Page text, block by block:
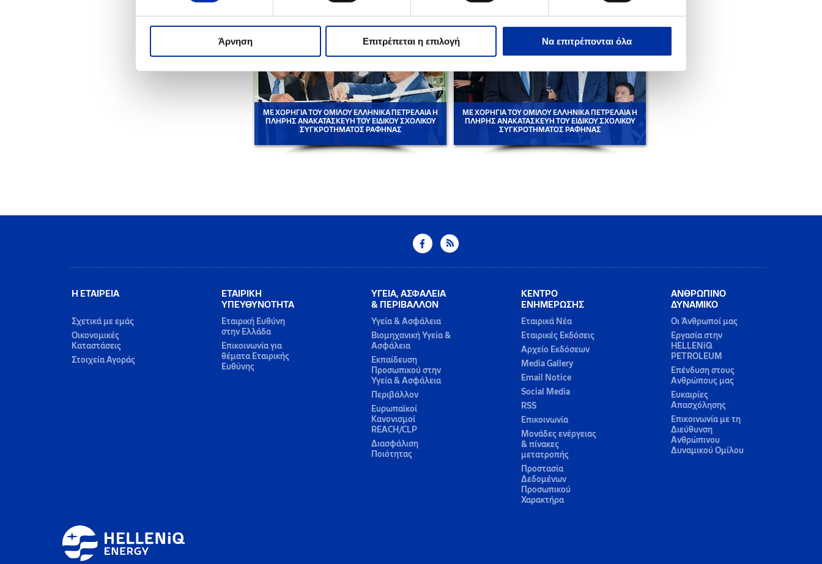
Άρνηση Επιτρέπεται η επιλογή Να επιτρέπονται όλα
ΜΕ ΧΟΡΗΓΙΑ ΤΟΥ ΟΜΙΛΟΥ ΕΛΛΗΝΙΚΑ ΠΕΤΡΕΛΑΙΑ Η
ΠΛΗΡΗΣ ΑΝΑΚΑΤΑΣΚΕΥΗ ΤΟΥ ΕΙΔΙΚΟΥ ΣΧΟΛΙΚΟΥ
ΣΥΓΚΡΟΤΗΜΑΤΟΣ ΡΑΦΗΝΑΣ
ΜΕ ΧΟΡΗΓΙΑ ΤΟΥ ΟΜΙΛΟΥ ΕΛΛΗΝΙΚΑ ΠΕΤΡΕΛΑΙΑ Η
ΠΛΗΡΗΣ ΑΝΑΚΑΤΑΣΚΕΥΗ ΤΟΥ ΕΙΔΙΚΟΥ ΣΧΟΛΙΚΟΥ
ΣΥΓΚΡΟΤΗΜΑΤΟΣ ΡΑΦΗΝΑΣ
Η ΕΤΑΙΡΕΙΑ
Σχετικά με εμάς
Οικονομικές
Καταστάσεις
Στοιχεία Αγοράς
ΕΤΑΙΡΙΚΗ
ΥΠΕΥΘΥΝΟΤΗΤΑ
Εταιρική Ευθύνη
στην Ελλάδα
Επικοινωνία για
θέματα Εταιρικής
Ευθύνης
ΥΓΕΙΑ, ΑΣΦΑΛΕΙΑ
& ΠΕΡΙΒΑΛΛΟΝ
Υγεία & Ασφάλεια
Βιομηχανική Υγεία &
Ασφάλεια
Εκπαίδευση
Προσωπικού στην
Υγεία & Ασφάλεια
Περιβάλλον
Ευρωπαϊκοί
Κανονισμοί
REACH/CLP
Διασφάλιση
Ποιότητας
ΚΕΝΤΡΟ
ΕΝΗΜΕΡΩΣΗΣ
Εταιρικά Νέα
Εταιρικές Εκδόσεις
Αρχείο Εκδόσεων
Media Gallery
Email Notice
Social Media
RSS
Επικοινωνία
Μονάδες ενέργειας
& πίνακες
μετατροπής
Προστασία
Δεδομένων
Προσωπικού
Χαρακτήρα
ΑΝΘΡΩΠΙΝΟ
ΔΥΝΑΜΙΚΟ
Οι Άνθρωποί μας
Εργασία στην
HELLENiQ
PETROLEUM
Επένδυση στους
Ανθρώπους μας
Ευκαιρίες
Απασχόλησης
Επικοινωνία με τη
Διεύθυνση
Ανθρώπινου
Δυναμικού Ομίλου